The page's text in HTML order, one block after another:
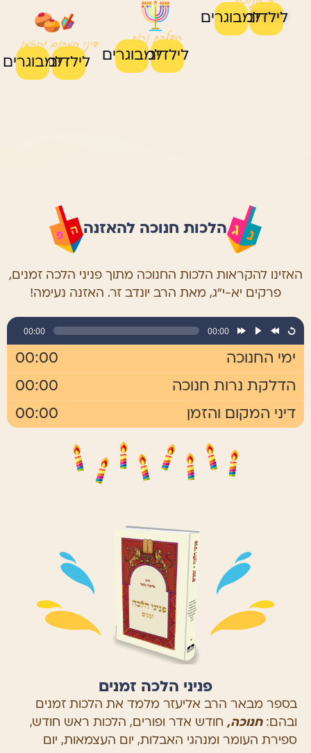
לילדיםלמבוגרים
לילדיםלמבוגרים לילדיםלמבוגרים
הלכות חנוכה להאזנה
האזינו להקראות הלכות החנוכה מתוך פניני הלכה זמנים,
פרקים יא-י”ג, מאת הרב יונדב זר. האזנה נעימה!
00:00
00:00
ימי החנוכה
00:00
הדלקת נרות חנוכה
00:00
דיני המקום והזמן
00:00
פניני הלכה זמנים
בספר מבאר הרב אליעזר מלמד את הלכות זמנים
ובהם:חנוכה, חודש אדר ופורים, הלכות ראש חודש,
ספירת העומר ומנהגי האבלות, יום העצמאות, יום